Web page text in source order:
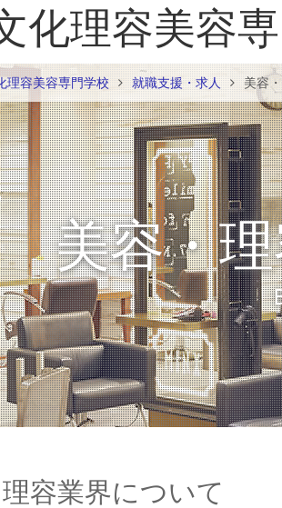
化理容美容
理容美容専門学校 就職支援・求人 美容
美容・
容業界について